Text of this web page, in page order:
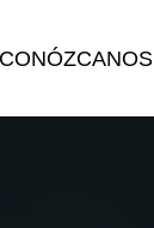
CONÓZCANOS